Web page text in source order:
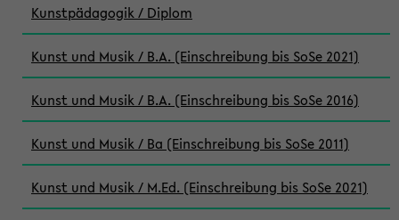
Kunstpädagogik / Diplom
Kunst und Musik / B.A. (Einschreibung bis SoSe 2021)
Kunst und Musik / B.A. (Einschreibung bis SoSe 2016)
Kunst und Musik / Ba (Einschreibung bis SoSe 2011)
Kunst und Musik / M.Ed. (Einschreibung bis SoSe 2021)